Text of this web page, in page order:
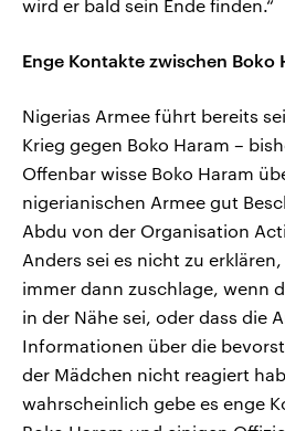
wird er bald sein Ende finden.“
Enge Kontakte zwischen Boko
Nigerias Armee führt bereits
Krieg gegen Boko Haram –
Offenbar wisse Boko Haram
nigerianischen Armee gut
Abdu von der Organisation
Anders sei es nicht zu
immer dann zuschlage, wenn
in der Nähe sei, oder dass die
Informationen über die
der Mädchen nicht reagiert
wahrscheinlich gebe es enge